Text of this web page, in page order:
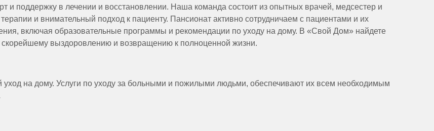
и поддержку в лечении и восстановлении. Наша команда состоит из опытных врачей, медсестер и
и внимательный подход к пациенту. Пансионат активно сотрудничаем с пациентами и их
включая образовательные программы и рекомендации по уходу на дому. В «Свой Дом» найдете
скорейшему выздоровлению и возвращению к полноценной жизни.
на дому. Услуги по уходу за больными и пожилыми людьми, обеспечивают их всем необходимым